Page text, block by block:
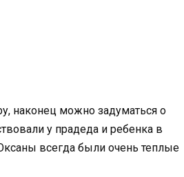
наконец можно задуматься о
у прадеда и ребенка в
всегда были очень теплые